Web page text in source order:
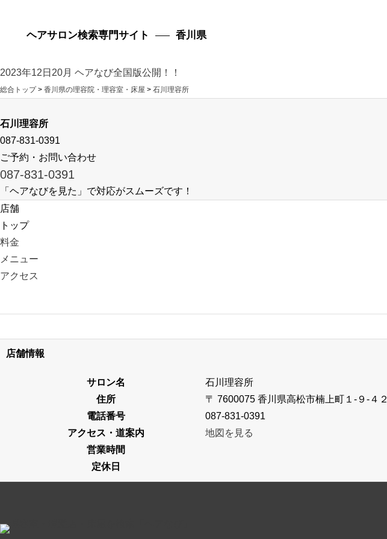
ヘアサロン検索専門サイト 香川県
2023年12日20月 ヘアなび全国版公開！！
総合トップ> 香川県の理容院・理容室・床屋 > 石川理容所
石川理容所
087-831-0391
ご予約・お問い合わせ
087-831-0391
「ヘアなびを見た」で対応がスムーズです！
店舗
トップ
料金
メニュー
アクセス
店舗情報
サロン名
石川理容所
住所
〒 7600075 香川県高松市楠上町１‐９‐４２
電話番号
087-831-0391
アクセス・道案内
地図を見る
営業時間
定休日